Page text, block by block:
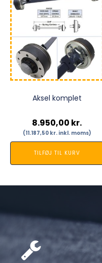
Aksel komplet
8.950,00 kr.
(11.187,50 kr.inkl. moms)
TILFØJ TIL KURV